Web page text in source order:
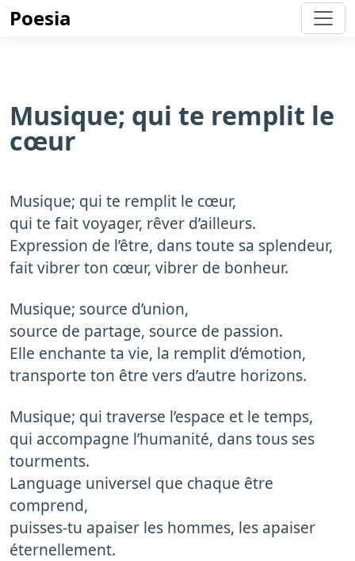
Poesia
Musique; qui te remplit le
cœur
Musique; qui te remplit le cœur,
qui te fait voyager, rêver d’ailleurs.
Expression de l’être, dans toute sa splendeur,
fait vibrer ton cœur, vibrer de bonheur.
Musique; source d’union,
source de partage, source de passion.
Elle enchante ta vie, la remplit d’émotion,
transporte ton être vers d’autre horizons.
Musique; qui traverse l’espace et le temps,
qui accompagne l’humanité, dans tous ses
tourments.
Language universel que chaque être
comprend,
puisses-tu apaiser les hommes, les apaiser
éternellement.